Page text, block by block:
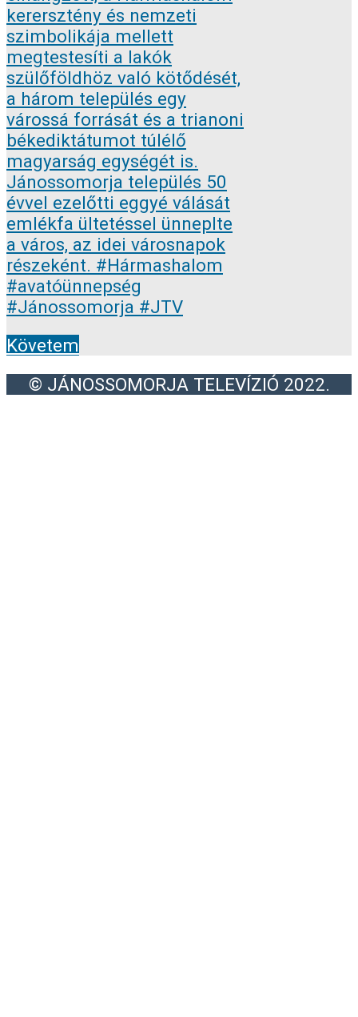
Követem
© JÁNOSSOMORJA TELEVÍZIÓ 2022.